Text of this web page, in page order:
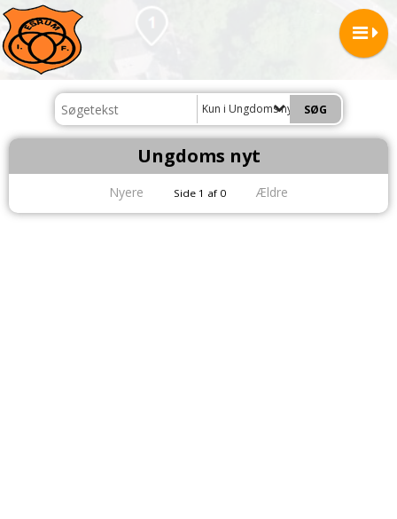
Kun i Ungdoms nyt
Ungdoms nyt
Nyere Side 1 af 0 Ældre